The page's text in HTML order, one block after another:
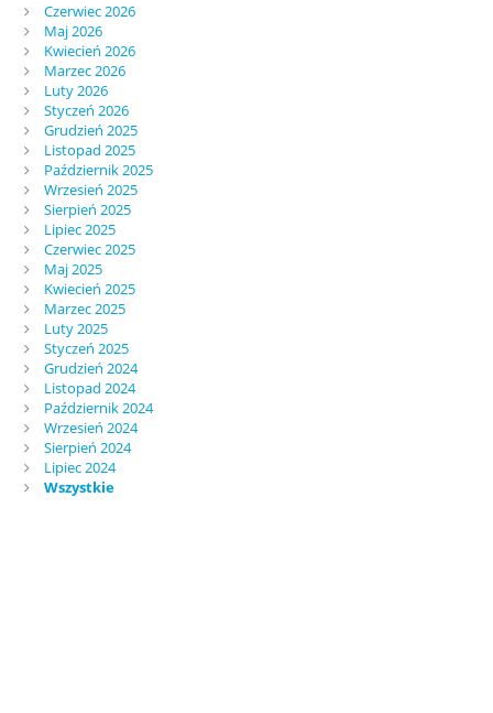
Czerwiec 2026
Maj 2026
Kwiecień 2026
Marzec 2026
Luty 2026
Styczeń 2026
Grudzień 2025
Listopad 2025
Październik 2025
Wrzesień 2025
Sierpień 2025
Lipiec 2025
Czerwiec 2025
Maj 2025
Kwiecień 2025
Marzec 2025
Luty 2025
Styczeń 2025
Grudzień 2024
Listopad 2024
Październik 2024
Wrzesień 2024
Sierpień 2024
Lipiec 2024
Wszystkie